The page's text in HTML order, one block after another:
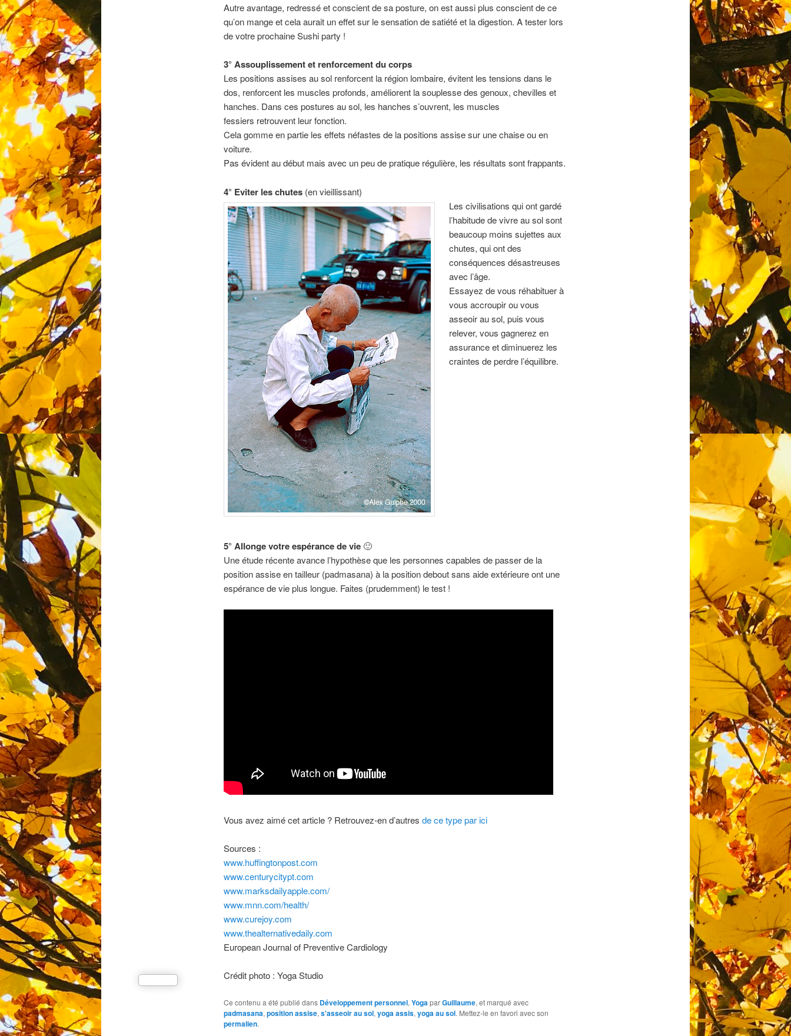
Autre avantage, redressé et conscient de sa posture, on est aussi plus conscient de ce
qu’on mange et cela aurait un effet sur le sensation de satiété et la digestion. A tester lors
de votre prochaine Sushi party !
3° Assouplissement et renforcement du corps
Les positions assises au sol renforcent la région lombaire, évitent les tensions dans le
dos, renforcent les muscles profonds, améliorent la souplesse des genoux, chevilles et
hanches. Dans ces postures au sol, les hanches s’ouvrent, les muscles
fessiers retrouvent leur fonction.
Cela gomme en partie les effets néfastes de la positions assise sur une chaise ou en
voiture.
Pas évident au début mais avec un peu de pratique régulière, les résultats sont frappants.
4° Eviter les chutes(en vieillissant)
Les civilisations qui ont gardé
l’habitude de vivre au sol sont
beaucoup moins sujettes aux
chutes, qui ont des
conséquences désastreuses
avec l’âge.
Essayez de vous réhabituer à
vous accroupir ou vous
asseoir au sol, puis vous
relever, vous gagnerez en
assurance et diminuerez les
craintes de perdre l’équilibre.
5° Allonge votre espérance de vie🙂
Une étude récente avance l’hypothèse que les personnes capables de passer de la
position assise en tailleur (padmasana) à la position debout sans aide extérieure ont une
espérance de vie plus longue. Faites (prudemment) le test !
Vous avez aimé cet article ? Retrouvez-en d’autres de ce type par ici
Sources :
www.huffingtonpost.com
www.centurycitypt.com
www.marksdailyapple.com/
www.mnn.com/health/
www.curejoy.com
www.thealternativedaily.com
European Journal of Preventive Cardiology
Crédit photo : Yoga Studio
Ce contenu a été publié dans Développement personnel, YogaparGuillaume, et marqué avec
padmasana, position assise, s'asseoir au sol, yoga assis, yoga au sol. Mettez-le en favori avec son
permalien.